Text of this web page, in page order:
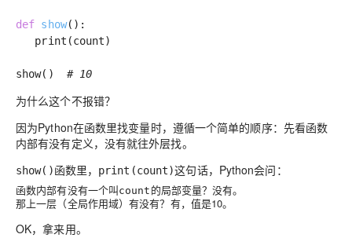
def show() :
print(count)
show() # 10
为什么这个不报错？
因为Python在函数里找变量时，遵循一个简单的顺序： 先看函数
内部有没有定义，没有就往外层找。
show()函数里， print(count)这句话，Python会问：
函数内部有没有一个叫count 的局部变量？没有。
那上一层（全局作用域）有没有？有，值是10。
OK，拿来用。